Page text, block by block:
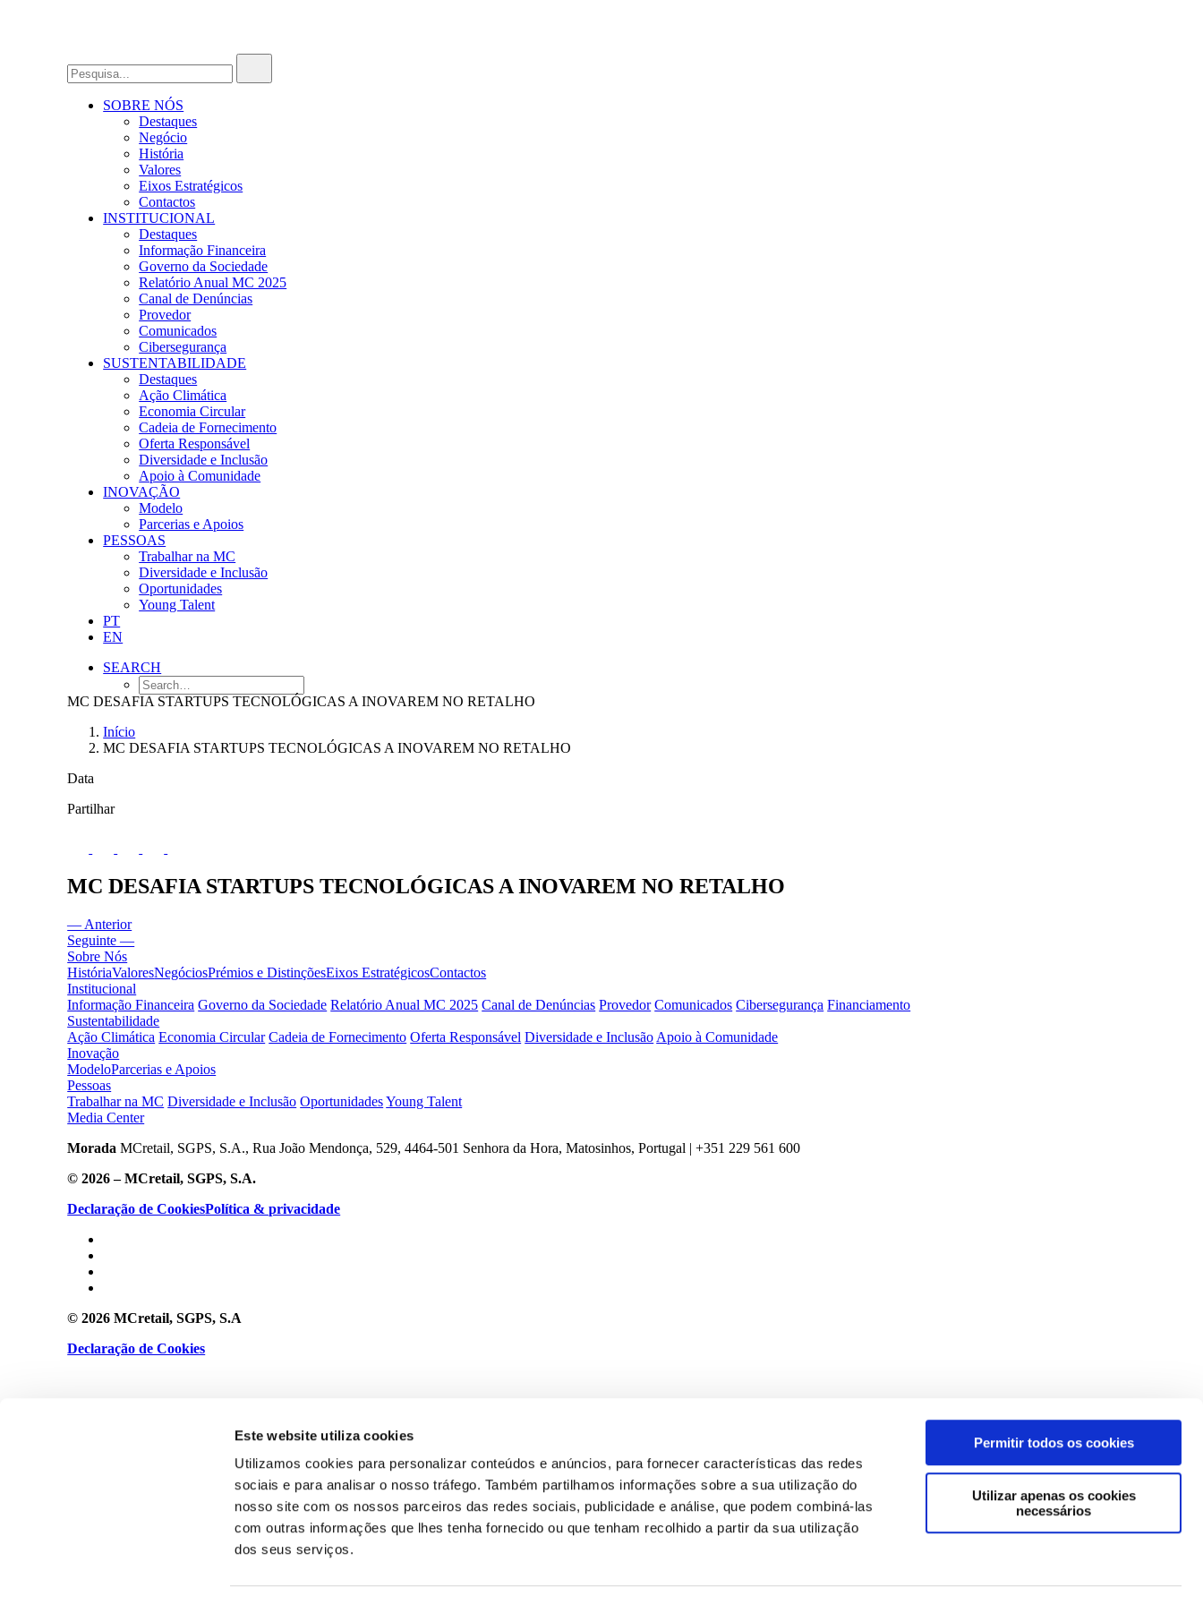
Este website utiliza cookies
Utilizamos cookies para personalizar conteúdos e anúncios, para fornecer características das redes
sociais e para analisar o nosso tráfego. Também partilhamos informações sobre a sua utilização do
nosso site com os nossos parceiros das redes sociais, publicidade e análise, que podem combiná-las
com outras informações que lhes tenha fornecido ou que tenham recolhido a partir da sua utilização
dos seus serviços.
Permitir todos os cookies
Utilizar apenas os cookies
necessários
SOBRE NÓS
Destaques
Negócio
História
Valores
Eixos Estratégicos
Contactos
INSTITUCIONAL
Destaques
Informação Financeira
Governo da Sociedade
Relatório Anual MC 2025
Canal de Denúncias
Provedor
Comunicados
Cibersegurança
SUSTENTABILIDADE
Destaques
Ação Climática
Economia Circular
Cadeia de Fornecimento
Oferta Responsável
Diversidade e Inclusão
Apoio à Comunidade
INOVAÇÃO
Modelo
Parcerias e Apoios
PESSOAS
Trabalhar na MC
Diversidade e Inclusão
Oportunidades
Young Talent
PT
EN
SEARCH
MC DESAFIA STARTUPS TECNOLÓGICAS A INOVAREM NO RETALHO
Início
MC DESAFIA STARTUPS TECNOLÓGICAS A INOVAREM NO RETALHO
Data
Partilhar
MC DESAFIA STARTUPS TECNOLÓGICAS A INOVAREM NO RETALHO
— Anterior
Seguinte —
Sobre Nós
HistóriaValoresNegóciosPrémios e DistinçõesEixos EstratégicosContactos
Institucional
Informação Financeira Governo da Sociedade Relatório Anual MC 2025 Canal de Denúncias Provedor Comunicados Cibersegurança Financiamento
Sustentabilidade
Ação Climática Economia Circular Cadeia de Fornecimento Oferta Responsável Diversidade e Inclusão Apoio à Comunidade
Inovação
ModeloParcerias e Apoios
Pessoas
Trabalhar na MC Diversidade e Inclusão OportunidadesYoung Talent
Media Center
Morada MCretail, SGPS, S.A., Rua João Mendonça, 529, 4464-501 Senhora da Hora, Matosinhos, Portugal | +351 229 561 600
© 2026 – MCretail, SGPS, S.A.
Declaração de CookiesPolítica & privacidade
© 2026 MCretail, SGPS, S.A
Declaração de Cookies